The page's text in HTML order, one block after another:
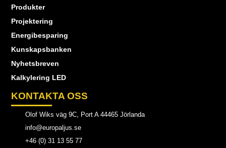
Produkter
Projektering
Energibesparing
Kunskapsbanken
Nyhetsbreven
Kalkylering LED
KONTAKTA OSS
Olof Wiks väg 9C, Port A 44465 Jörlanda
info@europaljus.se
+46 (0) 31 13 55 77